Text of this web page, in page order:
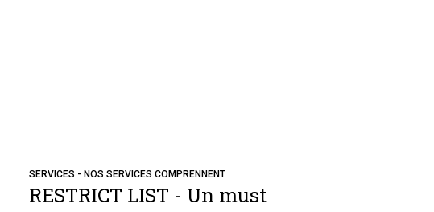
SERVICES - NOS SERVICES COMPRENNENT
RESTRICT LIST - Un must